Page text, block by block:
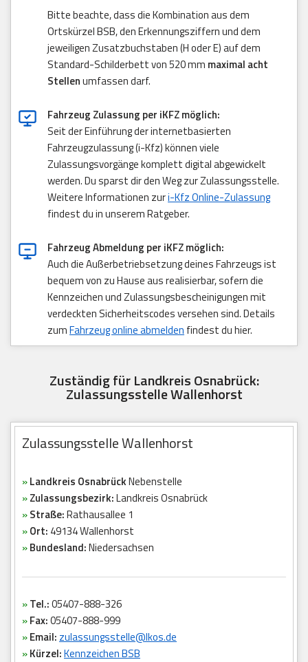
Bitte beachte, dass die Kombination aus dem
Ortskürzel BSB, den Erkennungsziffern und dem
jeweiligen Zusatzbuchstaben (H oder E) auf dem
Standard-Schilderbett von 520 mm maximal acht
Stellenumfassen darf.
Fahrzeug Zulassung per iKFZ möglich:
Seit der Einführung der internetbasierten
Fahrzeugzulassung (i-Kfz) können viele
Zulassungsvorgänge komplett digital abgewickelt
werden. Du sparst dir den Weg zur Zulassungsstelle.
Weitere Informationen zuri-Kfz Online-Zulassung
findest du in unserem Ratgeber.
Fahrzeug Abmeldung per iKFZ möglich:
Auch die Außerbetriebsetzung deines Fahrzeugs ist
bequem von zu Hause aus realisierbar, sofern die
Kennzeichen und Zulassungsbescheinigungen mit
verdeckten Sicherheitscodes versehen sind. Details
zumFahrzeug online abmelden findest du hier.
Zuständig für Landkreis Osnabrück:
Zulassungsstelle Wallenhorst
Zulassungsstelle Wallenhorst
»Landkreis OsnabrückNebenstelle
»Zulassungsbezirk:Landkreis Osnabrück
»Straße:Rathausallee 1
»Ort: 49134 Wallenhorst
»Bundesland:Niedersachsen
»Tel.:05407-888-326
»Fax:05407-888-999
»Email: zulassungsstelle@lkos.de
»Kürzel:Kennzeichen BSB